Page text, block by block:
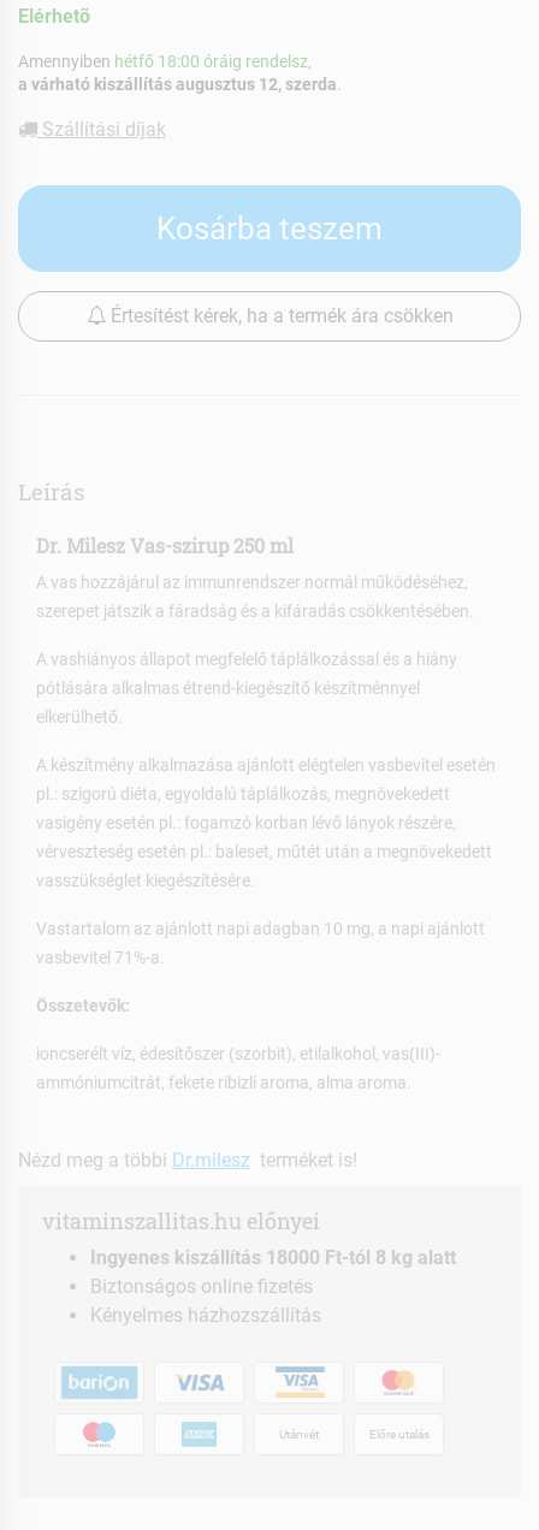
Elérhetõ
Amennyiben hétfő 18:00 óráig rendelsz,
a várható kiszállítás augusztus 12, szerda
Szállítási díjak
Kosárba teszem
Értesítést kérek, ha a termék ára csökken
Leírás
Dr. Milesz Vas-szirup 250 ml
A vas hozzájárul az immunrendszer normál működéséhez,
szerepet játszik a fáradság és a kifáradás csökkentésében.
A vashiányos állapot megfelelő táplálkozással és a hiány
pótlására alkalmas étrend-kiegészítő készítménnyel
elkerülhető.
A készítmény alkalmazása ajánlott elégtelen vasbevitel esetén
pl.: szigorú diéta, egyoldalú táplálkozás, megnövekedett
vasigény esetén pl.: fogamzó korban lévő lányok részére,
vérveszteség esetén pl.: baleset, műtét után a megnövekedett
vasszükséglet kiegészítésére.
Vastartalom az ajánlott napi adagban 10 mg, a napi ajánlott
vasbevitel 71%-a.
Összetevők:
ioncserélt víz, édesítőszer (szorbit), etilalkohol, vas(III)-
ammóniumcitrát, fekete ribizli aroma, alma aroma.
Nézd meg a többi Dr.milesz terméket is!
vitaminszallitas.hu előnyei
Ingyenes kiszállítás 18000 Ft-tól 8 kg alatt
Biztonságos online fizetés
Kényelmes házhozszállítás
Utánvét Előre utalás